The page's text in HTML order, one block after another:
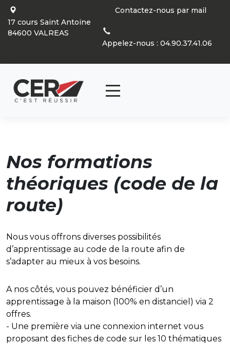
Panneau de gestion des cookies
17 cours Saint Antoine
84600 VALREAS
Contactez-nous par mail
Appelez-nous : 04.90.37.41.06
Nos formations
théoriques (code de la
route)
Nous vous offrons diverses possibilités
d’apprentissage au code de la route afin de
s’adapter au mieux à vos besoins.
A nos côtés, vous pouvez bénéficier d’un
apprentissage à la maison (100% en distanciel) via 2
offres.
- Une première via une connexion internet vous
proposant des fiches de code sur les 10 thématiques